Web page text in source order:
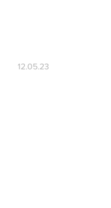
12.05.23